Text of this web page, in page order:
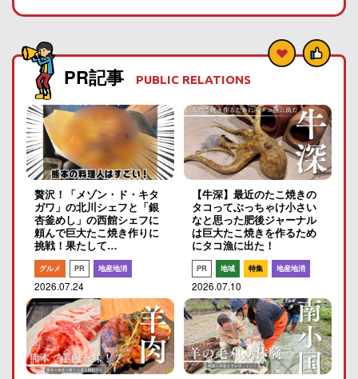
PR記事 PUBLIC RELATIONS
贅沢！「メゾン・ド・キタ
ガワ」の北川シェフと「銀
杏釜めし」の西館シェフに
頼んで巨大たこ焼き作りに
挑戦！果たして…
グルメ PR 地産地消
2026.07.24
【牛深】最近のたこ焼きの
タコってぶっちゃけ小さい
なと思った肥後ジャーナル
は巨大たこ焼きを作るため
にタコ漁に出た！
PR 地域 特集 地産地消
2026.07.10